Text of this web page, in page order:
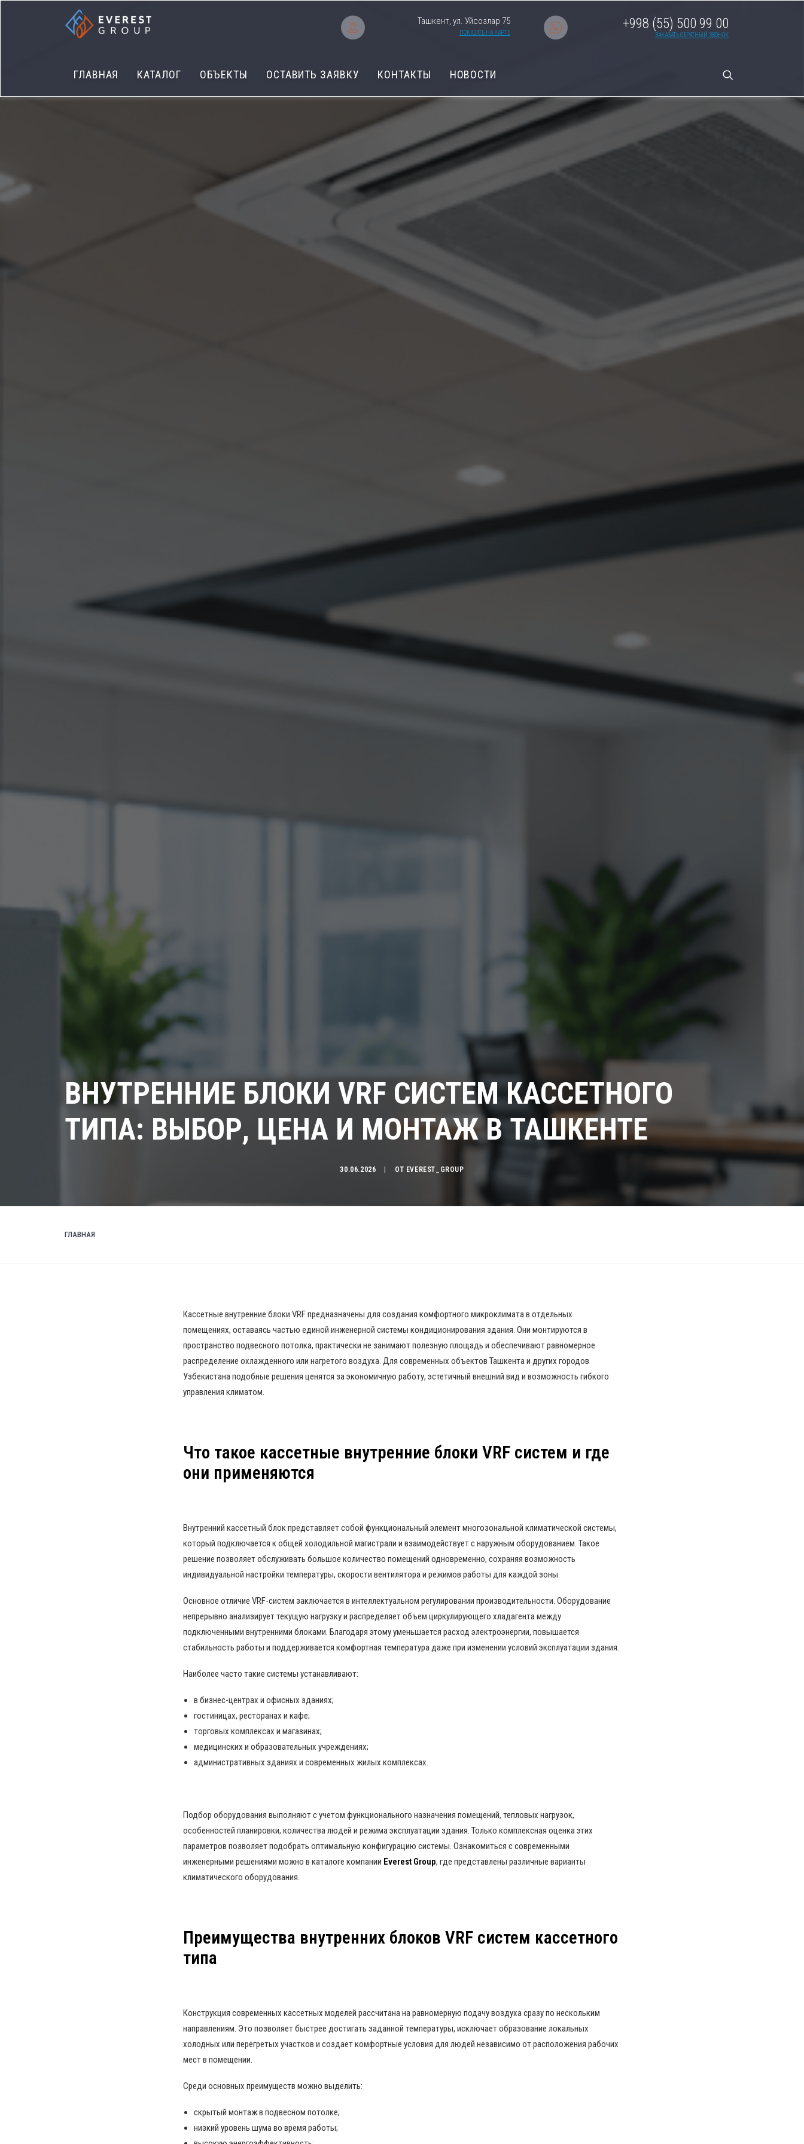
Ташкент, ул. Уйсозлар 75
ПОКАЗАТЬ НА КАРТЕ
+998 (55) 500 99 00
ЗАКАЗАТЬ ОБРАТНЫЙ ЗВОНОК
ГЛАВНАЯ КАТАЛОГ ОБЪЕКТЫ ОСТАВИТЬ ЗАЯВКУ КОНТАКТЫ НОВОСТИ
ВНУТРЕННИЕ БЛОКИ VRF СИСТЕМ КАССЕТНОГО
ТИПА: ВЫБОР, ЦЕНА И МОНТАЖ В ТАШКЕНТЕ
30.06.2026 ОТ EVEREST_GROUP
ГЛАВНАЯ
Кассетные внутренние блоки VRF предназначены для создания комфортного микроклимата в отдельных
помещениях, оставаясь частью единой инженерной системы кондиционирования здания. Они монтируются в
пространство подвесного потолка, практически не занимают полезную площадь и обеспечивают равномерное
распределение охлажденного или нагретого воздуха. Для современных объектов Ташкента и других городов
Узбекистана подобные решения ценятся за экономичную работу, эстетичный внешний вид и возможность гибкого
управления климатом.
Что такое кассетные внутренние блоки VRF систем и где
они применяются
Внутренний кассетный блок представляет собой функциональный элемент многозональной климатической системы,
который подключается к общей холодильной магистрали и взаимодействует с наружным оборудованием. Такое
решение позволяет обслуживать большое количество помещений одновременно, сохраняя возможность
индивидуальной настройки температуры, скорости вентилятора и режимов работы для каждой зоны.
Основное отличие VRF-систем заключается в интеллектуальном регулировании производительности. Оборудование
непрерывно анализирует текущую нагрузку и распределяет объем циркулирующего хладагента между
подключенными внутренними блоками. Благодаря этому уменьшается расход электроэнергии, повышается
стабильность работы и поддерживается комфортная температура даже при изменении условий эксплуатации здания.
Наиболее часто такие системы устанавливают:
в бизнес-центрах и офисных зданиях;
гостиницах, ресторанах и кафе;
торговых комплексах и магазинах;
медицинских и образовательных учреждениях;
административных зданиях и современных жилых комплексах.
Подбор оборудования выполняют с учетом функционального назначения помещений, тепловых нагрузок,
особенностей планировки, количества людей и режима эксплуатации здания. Только комплексная оценка этих
параметров позволяет подобрать оптимальную конфигурацию системы. Ознакомиться с современными
инженерными решениями можно в каталоге компании Everest Group, где представлены различные варианты
климатического оборудования.
Преимущества внутренних блоков VRF систем кассетного
типа
Конструкция современных кассетных моделей рассчитана на равномерную подачу воздуха сразу по нескольким
направлениям. Это позволяет быстрее достигать заданной температуры, исключает образование локальных
холодных или перегретых участков и создает комфортные условия для людей независимо от расположения рабочих
мест в помещении.
Среди основных преимуществ можно выделить:
скрытый монтаж в подвесном потолке;
низкий уровень шума во время работы;